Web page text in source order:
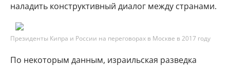
наладить конструктивный диалог между странами.
Президенты Кипра и России на переговорах в Москве в 2017 году
По некоторым данным, израильская разведка